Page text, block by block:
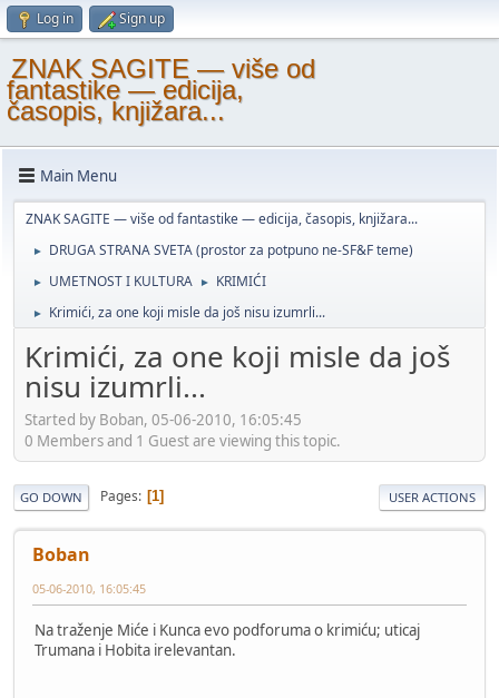
Log in Sign up
ZNAK SAGITE — više od
fantastike — edicija,
časopis, knjižara...
Main Menu
ZNAK SAGITE — više od fantastike — edicija, časopis, knjižara...
► DRUGA STRANA SVETA (prostor za potpuno ne-SF&F teme)
► UMETNOST I KULTURA ► KRIMIĆI
► Krimići, za one koji misle da još nisu izumrli...
Krimići, za one koji misle da još
nisu izumrli...
Started by Boban, 05-06-2010, 16:05:45
0 Members and 1 Guest are viewing this topic.
GO DOWN Pages 1 USER ACTIONS
Boban
05-06-2010, 16:05:45
Na traženje Miće i Kunca evo podforuma o krimiću; uticaj
Trumana i Hobita irelevantan.